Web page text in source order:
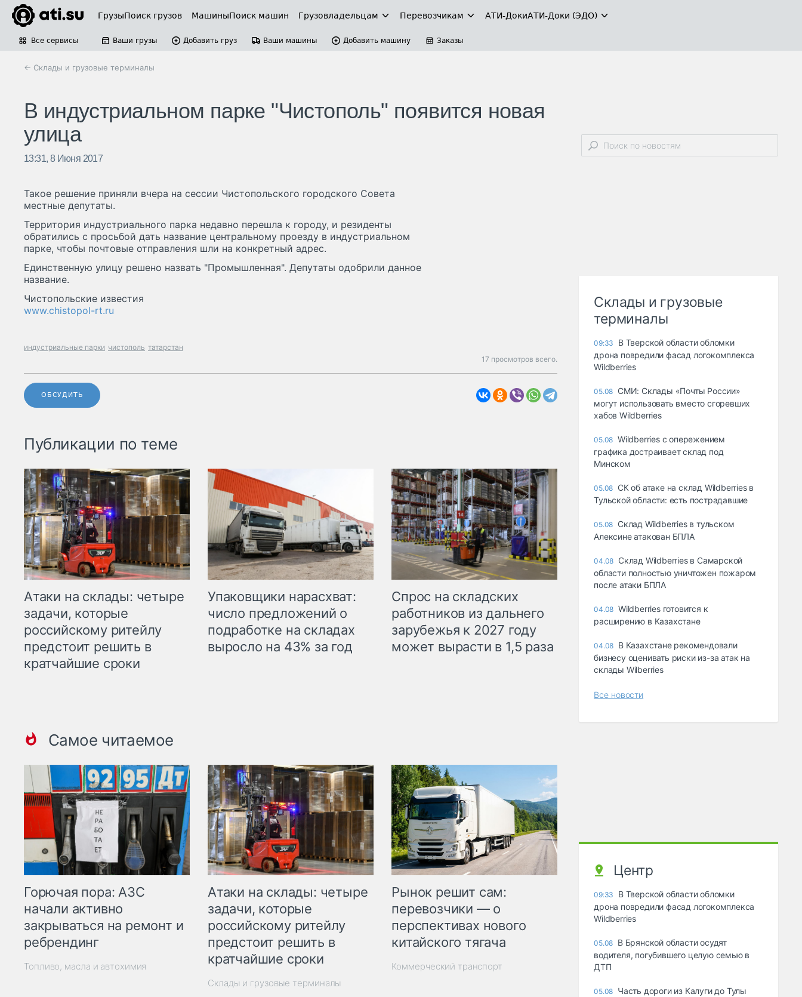
ГрузыПоиск грузов МашиныПоиск машин Грузовладельцам Перевозчикам АТИ-ДокиАТИ-Доки (ЭДО)
Все сервисы Ваши грузы Добавить груз Ваши машины Добавить машину Заказы
← Склады и грузовые терминалы
В индустриальном парке "Чистополь" появится новая
улица
13:31, 8 Июня 2017
Такое решение приняли вчера на сессии Чистопольского городского Совета
местные депутаты.
Территория индустриального парка недавно перешла к городу, и резиденты
обратились с просьбой дать название центральному проезду в индустриальном
парке, чтобы почтовые отправления шли на конкретный адрес.
Единственную улицу решено назвать "Промышленная". Депутаты одобрили данное
название.
Чистопольские известия
www.chistopol-rt.ru
индустриальные парки чистополь татарстан
17 просмотров всего.
ОБСУДИТЬ
Публикации по теме
Атаки на склады: четыре
задачи, которые
российскому ритейлу
предстоит решить в
кратчайшие сроки
Упаковщики нарасхват:
число предложений о
подработке на складах
выросло на 43% за год
Спрос на складских
работников из дальнего
зарубежья к 2027 году
может вырасти в 1,5 раза
Самое читаемое
Горючая пора: АЗС
начали активно
закрываться на ремонт и
ребрендинг
Топливо, масла и автохимия
Атаки на склады: четыре
задачи, которые
российскому ритейлу
предстоит решить в
кратчайшие сроки
Склады и грузовые терминалы
Рынок решит сам:
перевозчики — о
перспективах нового
китайского тягача
Коммерческий транспорт
Склады и грузовые
терминалы
09:33
В Тверской области обломки
дрона повредили фасад логокомплекса
Wildberries
05.08 СМИ: Склады «Почты России»
могут использовать вместо сгоревших
хабов Wildberries
05.08 Wildberries с опережением
графика достраивает склад под
Минском
05.08 СК об атаке на склад Wildberries в
Тульской области: есть пострадавшие
05.08 Склад Wildberries в тульском
Алексине атакован БПЛА
04.08 Склад Wildberries в Самарской
области полностью уничтожен пожаром
после атаки БПЛА
04.08 Wildberries готовится к
расширению в Казахстане
04.08 В Казахстане рекомендовали
бизнесу оценивать риски из-за атак на
склады Wilberries
Все новости
Центр
09:33
В Тверской области обломки
дрона повредили фасад логокомплекса
Wildberries
05.08 В Брянской области осудят
водителя, погубившего целую семью в
ДТП
05.08 Часть дороги из Калуги до Тулы